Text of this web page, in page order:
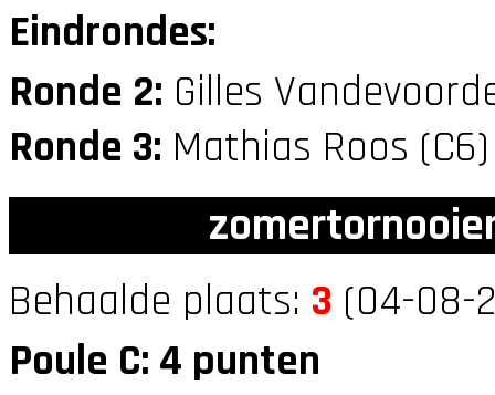
Eindrondes:
Ronde 2: Gilles
Ronde 3: Mathias Roos
Behaalde plaats: 3 (04-08-
Poule C: 4 punten